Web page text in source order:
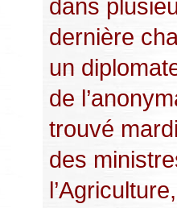
dans
dernière
un
de
trouvé
des